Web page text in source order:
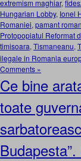
extremism maghiar,
Hungarian Lobby, Ionel
Romaniei, pamant
Protopopiatul Reformat
timisoara, Tismaneanu,
ilegale in Romania
Comments »
Ce bine
toate